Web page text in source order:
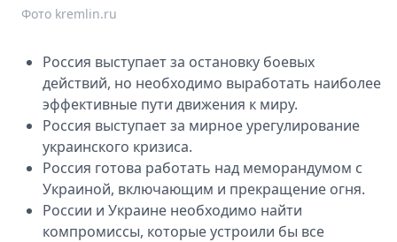
Фото kremlin.ru
Россия выступает за остановку боевых
действий, но необходимо выработать наиболее
эффективные пути движения к миру.
Россия выступает за мирное урегулирование
украинского кризиса.
Россия готова работать над меморандумом с
Украиной, включающим и прекращение огня.
России и Украине необходимо найти
компромиссы, которые устроили бы все